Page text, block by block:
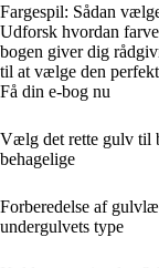
Fargespil: Sådan
Udforsk hvordan
bogen giver dig
til at vælge den
Få din e-bog nu
Vælg det rette gulv til
behagelige
Forberedelse af
undergulvets type